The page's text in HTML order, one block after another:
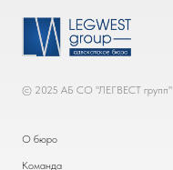
© 2025 АБ СО "ЛЕГВЕСТ групп"
О бюро
Команда